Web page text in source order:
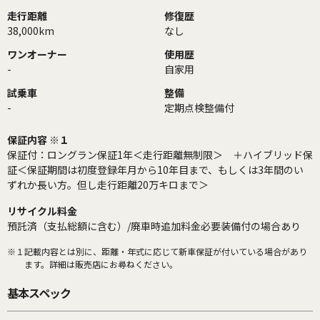
走行距離
38,000km
修復歴
なし
ワンオーナー
-
使用歴
自家用
試乗車
-
整備
定期点検整備付
保証内容 ※１
保証付：ロングラン保証1年＜走行距離無制限＞ ＋ハイブリッド保
証＜保証期間は初度登録年月から10年目まで、もしくは3年間のい
ずれか長い方。但し走行距離20万キロまで＞
リサイクル料金
預託済（支払総額に含む）/廃車時追加料金必要装備付の場合あり
※１ 記載内容とは別に、距離・年式に応じて新車保証が付いている場合があり
ます。詳細は販売店にお尋ねください。
基本スペック